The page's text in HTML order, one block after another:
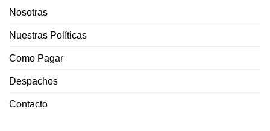
Nosotras
Nuestras Políticas
Como Pagar
Despachos
Contacto